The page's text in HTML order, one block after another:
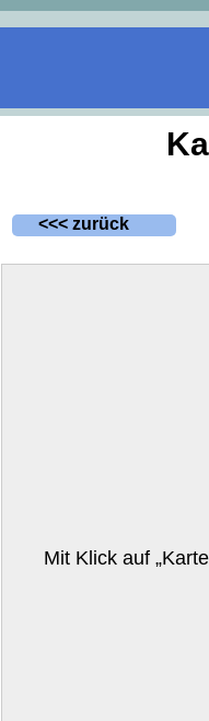
<<< zurück
Mit Klick auf